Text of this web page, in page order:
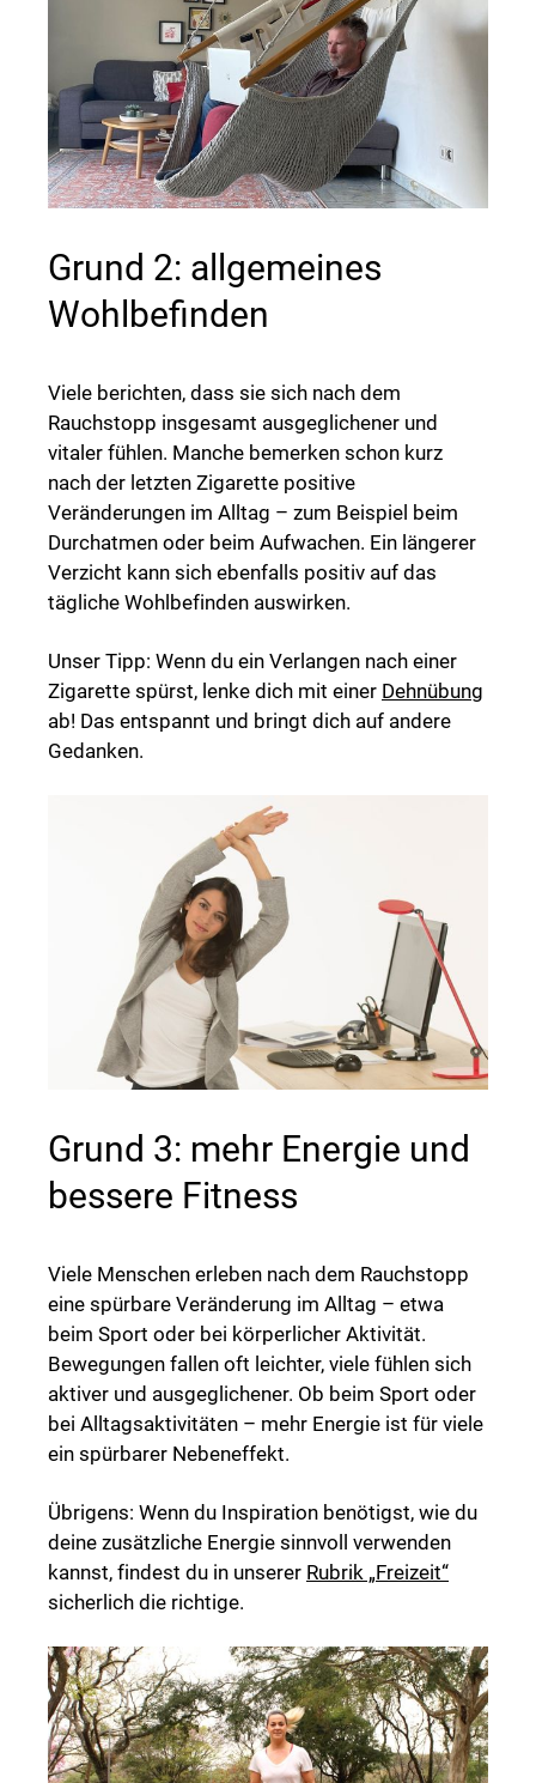
Grund 2: allgemeines
Wohlbefinden
Viele berichten, dass sie sich nach dem
Rauchstopp insgesamt ausgeglichener und
vitaler fühlen. Manche bemerken schon kurz
nach der letzten Zigarette positive
Veränderungen im Alltag – zum Beispiel beim
Durchatmen oder beim Aufwachen. Ein längerer
Verzicht kann sich ebenfalls positiv auf das
tägliche Wohlbefinden auswirken.
Unser Tipp: Wenn du ein Verlangen nach einer
Zigarette spürst, lenke dich mit einer Dehnübung
ab! Das entspannt und bringt dich auf andere
Gedanken.
Grund 3: mehr Energie und
bessere Fitness
Viele Menschen erleben nach dem Rauchstopp
eine spürbare Veränderung im Alltag – etwa
beim Sport oder bei körperlicher Aktivität.
Bewegungen fallen oft leichter, viele fühlen sich
aktiver und ausgeglichener. Ob beim Sport oder
bei Alltagsaktivitäten – mehr Energie ist für viele
ein spürbarer Nebeneffekt.
Übrigens: Wenn du Inspiration benötigst, wie du
deine zusätzliche Energie sinnvoll verwenden
kannst, findest du in unserer Rubrik „Freizeit“
sicherlich die richtige.